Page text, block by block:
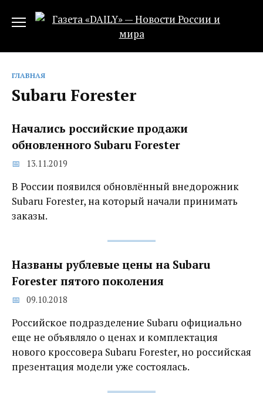
ГЛАВНАЯ
Subaru Forester
Начались российские продажи
обновленного Subaru Forester
13.11.2019
В России появился обновлённый внедорожник
Subaru Forester, на который начали принимать
заказы.
Названы рублевые цены на Subaru
Forester пятого поколения
09.10.2018
Российское подразделение Subaru официально
еще не объявляло о ценах и комплектация
нового кроссовера Subaru Forester, но российская
презентация модели уже состоялась.